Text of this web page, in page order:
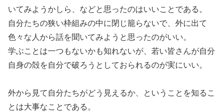
いてみようかしら、などと思ったのはいいことである。
自分たちの狭い枠組みの中に閉じ籠らないで、外に出て
色々な人から話を聞いてみようと思ったのがいい。
学ぶことは一つもないかも知れないが、若い皆さんが自分
自身の殻を自分で破ろうとしておられるのが実にいい。
外から見て自分たちがどう見えるか、ということを知るこ
とは大事なことである。